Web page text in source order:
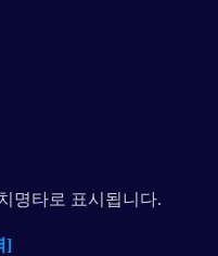
명타로 표시됩니다.
]